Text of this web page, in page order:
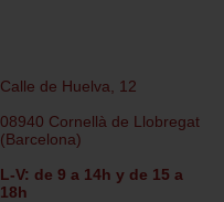
Calle de Huelva, 12
08940 Cornellà de Llobregat
(Barcelona)
L-V: de 9 a 14h y de 15 a
18h